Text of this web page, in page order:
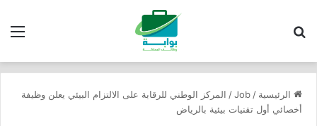
الرئيسية /
Job
/ المركز الوطني للرقابة على الالتزام البيئي يعلن وظيفة
أخصائي أول تقنيات بيئية بالرياض